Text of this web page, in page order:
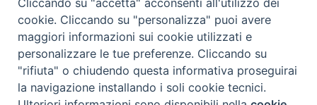
Trentina Editrice
Privacy Policy
Torna
Cliccando su "accetta" acconsenti all'utilizzo dei
cookie. Cliccando su "personalizza" puoi avere
maggiori informazioni sui cookie utilizzati e
personalizzare le tue preferenze. Cliccando su
"rifiuta" o chiudendo questa informativa proseguirai
la navigazione installando i soli cookie tecnici.